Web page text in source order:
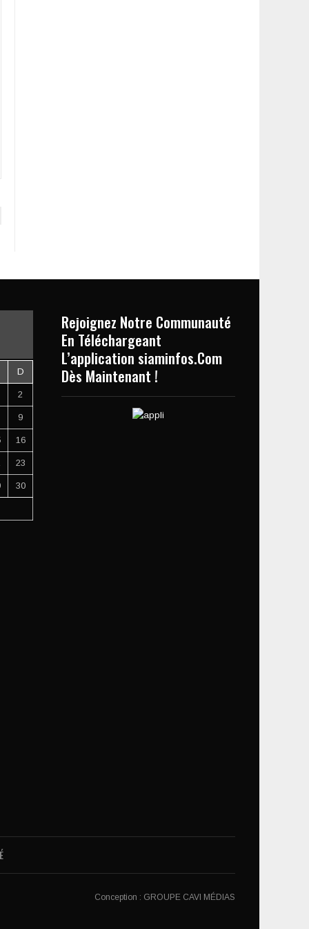
D
2
9
16
23
30
Rejoignez Notre Communauté
En Téléchargeant
L’application siaminfos.Com
Dès Maintenant !
Conception : GROUPE CAVI MÉDIAS